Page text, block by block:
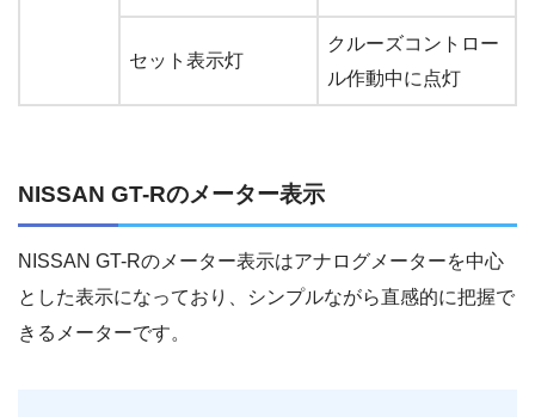
セット表示灯
クルーズコントロー
ル作動中に点灯
NISSAN GT-Rのメーター表示
NISSAN GT-Rのメーター表示はアナログメーターを中心
とした表示になっており、シンプルながら直感的に把握で
きるメーターです。